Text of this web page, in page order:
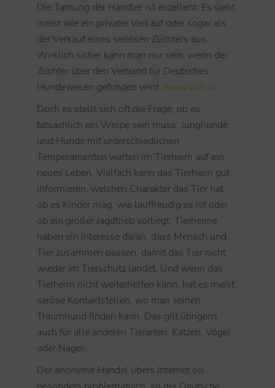
Die Tarnung der Händler ist exzellent: Es sieht
meist wie ein privater Verkauf oder sogar als
der Verkauf eines seriösen Züchters aus.
Wirklich sicher kann man nur sein, wenn der
Züchter über den Verband für Deutsches
Hundewesen gefunden wird: www.vdh.de
Doch es stellt sich oft die Frage, ob es
tatsächlich ein Welpe sein muss. Junghunde
und Hunde mit unterschiedlichen
Temperamenten warten im Tierheim auf ein
neues Leben. Vielfach kann das Tierheim gut
informieren, welchen Charakter das Tier hat,
ob es Kinder mag, wie lauffreudig es ist oder
ob ein großer Jagdtrieb vorliegt. Tierheime
haben ein Interesse daran, dass Mensch und
Tier zusammen passen, damit das Tier nicht
wieder im Tierschutz landet. Und wenn das
Tierheim nicht weiterhelfen kann, hat es meist
seröse Kontaktstellen, wo man seinen
Traumhund finden kann. Das gilt übrigens
auch für alle anderen Tierarten: Katzen, Vögel
oder Nager.
Der anonyme Handel übers Internet sei